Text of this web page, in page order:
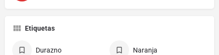
Etiquetas
Durazno Naranja